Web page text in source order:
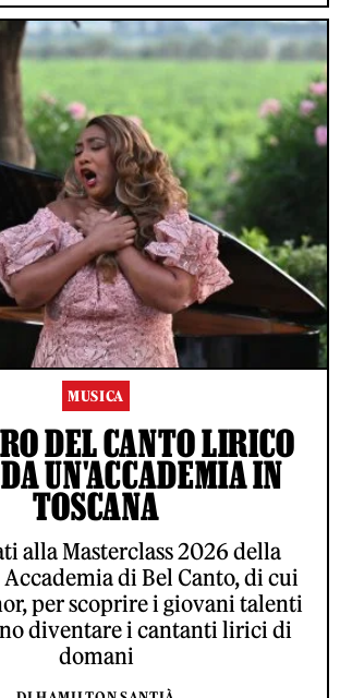
MUSICA
DEL CANTO LIRICO
UN'ACCADEMIA IN
TOSCANA
alla Masterclass 2026 della
Accademia di Bel Canto, di cui
per scoprire i giovani talenti
diventare i cantanti lirici di
domani